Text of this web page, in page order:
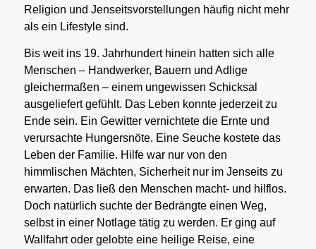
Religion und Jenseitsvorstellungen häufig nicht mehr
als ein Lifestyle sind.
Bis weit ins 19. Jahrhundert hinein hatten sich alle
Menschen – Handwerker, Bauern und Adlige
gleichermaßen – einem ungewissen Schicksal
ausgeliefert gefühlt. Das Leben konnte jederzeit zu
Ende sein. Ein Gewitter vernichtete die Ernte und
verursachte Hungersnöte. Eine Seuche kostete das
Leben der Familie. Hilfe war nur von den
himmlischen Mächten, Sicherheit nur im Jenseits zu
erwarten. Das ließ den Menschen macht- und hilflos.
Doch natürlich suchte der Bedrängte einen Weg,
selbst in einer Notlage tätig zu werden. Er ging auf
Wallfahrt oder gelobte eine heilige Reise, eine